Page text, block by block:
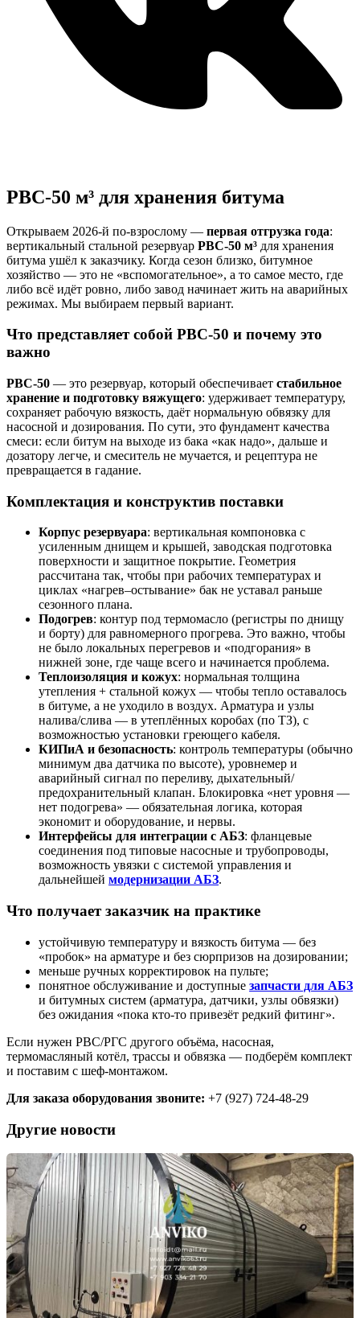
РВС-50 м³ для хранения битума
Открываем 2026-й по-взрослому — первая отгрузка года:
вертикальный стальной резервуар РВС-50 м³ для хранения
битума ушёл к заказчику. Когда сезон близко, битумное
хозяйство — это не «вспомогательное», а то самое место, где
либо всё идёт ровно, либо завод начинает жить на аварийных
режимах. Мы выбираем первый вариант.
Что представляет собой РВС-50 и почему это
важно
РВС-50 — это резервуар, который обеспечивает стабильное
хранение и подготовку вяжущего: удерживает температуру,
сохраняет рабочую вязкость, даёт нормальную обвязку для
насосной и дозирования. По сути, это фундамент качества
смеси: если битум на выходе из бака «как надо», дальше и
дозатору легче, и смеситель не мучается, и рецептура не
превращается в гадание.
Комплектация и конструктив поставки
Корпус резервуара: вертикальная компоновка с
усиленным днищем и крышей, заводская подготовка
поверхности и защитное покрытие. Геометрия
рассчитана так, чтобы при рабочих температурах и
циклах «нагрев–остывание» бак не уставал раньше
сезонного плана.
Подогрев: контур под термомасло (регистры по днищу
и борту) для равномерного прогрева. Это важно, чтобы
не было локальных перегревов и «подгорания» в
нижней зоне, где чаще всего и начинается проблема.
Теплоизоляция и кожух: нормальная толщина
утепления + стальной кожух — чтобы тепло оставалось
в битуме, а не уходило в воздух. Арматура и узлы
налива/слива — в утеплённых коробах (по ТЗ), с
возможностью установки греющего кабеля.
КИПиА и безопасность: контроль температуры (обычно
минимум два датчика по высоте), уровнемер и
аварийный сигнал по переливу, дыхательный/
предохранительный клапан. Блокировка «нет уровня —
нет подогрева» — обязательная логика, которая
экономит и оборудование, и нервы.
Интерфейсы для интеграции с АБЗ: фланцевые
соединения под типовые насосные и трубопроводы,
возможность увязки с системой управления и
дальнейшей модернизации АБЗ.
Что получает заказчик на практике
устойчивую температуру и вязкость битума — без
«пробок» на арматуре и без сюрпризов на дозировании;
меньше ручных корректировок на пульте;
понятное обслуживание и доступные запчасти для АБЗ
и битумных систем (арматура, датчики, узлы обвязки)
без ожидания «пока кто-то привезёт редкий фитинг».
Если нужен РВС/РГС другого объёма, насосная,
термомасляный котёл, трассы и обвязка — подберём комплект
и поставим с шеф-монтажом.
Для заказа оборудования звоните: +7 (927) 724-48-29
Другие новости